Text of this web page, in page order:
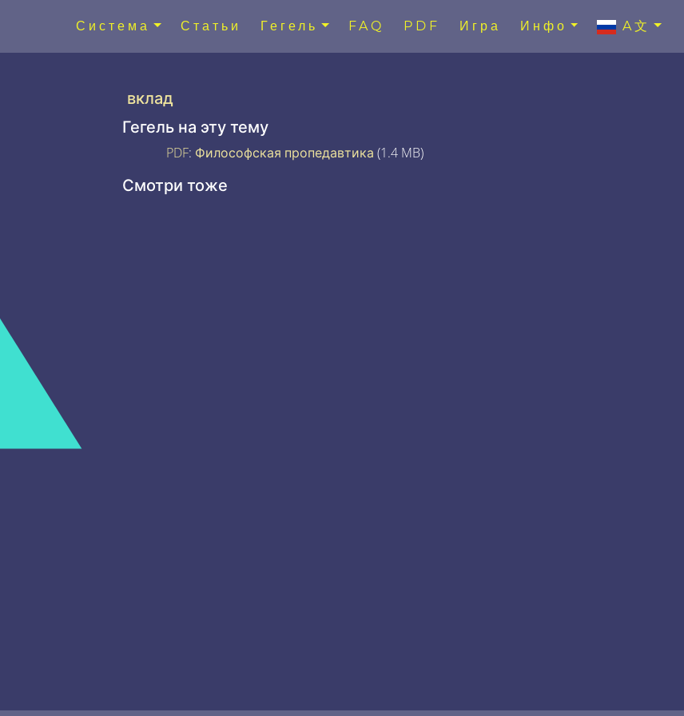
Система Статьи Гегель FAQ PDF Игра Инфо A文
вклад
Гегель на эту тему
PDF: Философская пропедавтика (1.4 MB)
Смотри тоже